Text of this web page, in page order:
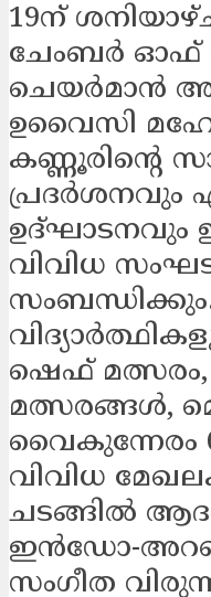
19ന്
ചേംബര്‍
ചെയര്‍മാന്‍
ഉവൈസി
കണ്ണൂരിന്റെ
പ്രദര്‍ശനവും
ഉദ്ഘാടനവും
വിവിധ
ഷെഫ്
മത്സരങ്ങള്‍,
വൈകുന്നേരം
വിവിധ
ചടങ്ങില്‍
ഇന്‍ഡോ-അറബ്
സംഗീത